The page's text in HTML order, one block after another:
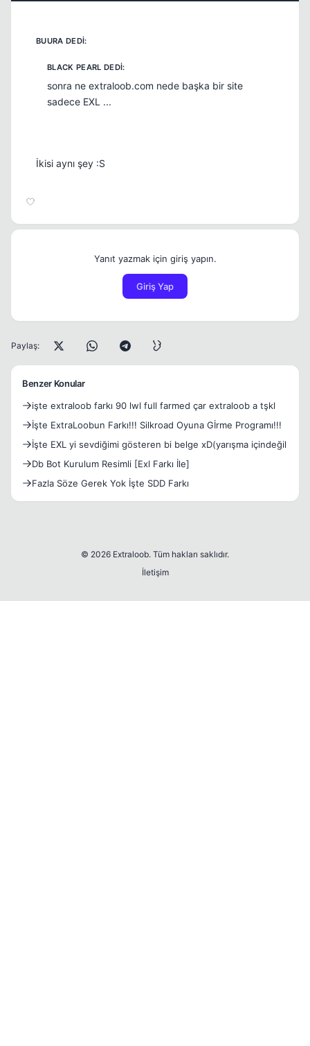
sonra ne extraloob.com nede başka bir site
sadece EXL ...
İkisi aynı şey :S
Yanıt yazmak için giriş yapın.
Giriş Yap
Paylaş:
Benzer Konular
işte extraloob farkı 90 lwl full farmed çar extraloob a tşkl
İşte ExtraLoobun Farkı!!! Silkroad Oyuna Gİrme Programı!!!
İşte EXL yi sevdiğimi gösteren bi belge xD(yarışma içindeğil
Db Bot Kurulum Resimli [Exl Farkı İle]
Fazla Söze Gerek Yok İşte SDD Farkı
© 2026 Extraloob. Tüm hakları saklıdır.
İletişim